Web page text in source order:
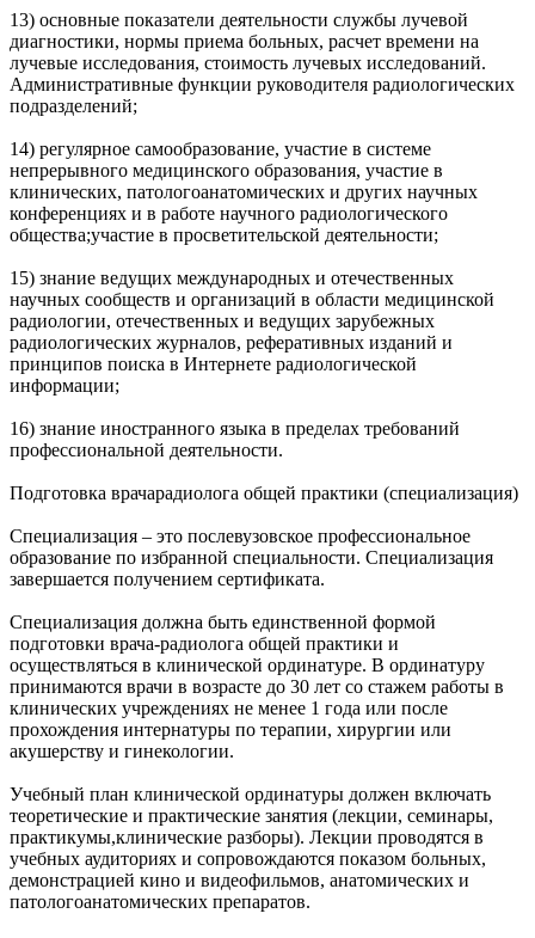
13) основные показатели деятельности службы лучевой
диагностики, нормы приема больных, расчет времени на
лучевые исследования, стоимость лучевых исследований.
Административные функции руководителя радиологических
подразделений;
14) регулярное самообразование, участие в системе
непрерывного медицинского образования, участие в
клинических, патологоанатомических и других научных
конференциях и в работе научного радиологического
общества;участие в просветительской деятельности;
15) знание ведущих международных и отечественных
научных сообществ и организаций в области медицинской
радиологии, отечественных и ведущих зарубежных
радиологических журналов, реферативных изданий и
принципов поиска в Интернете радиологической
информации;
16) знание иностранного языка в пределах требований
профессиональной деятельности.
Подготовка врачарадиолога общей практики (специализация)
Специализация – это послевузовское профессиональное
образование по избранной специальности. Специализация
завершается получением сертификата.
Специализация должна быть единственной формой
подготовки врача-радиолога общей практики и
осуществляться в клинической ординатуре. В ординатуру
принимаются врачи в возрасте до 30 лет со стажем работы в
клинических учреждениях не менее 1 года или после
прохождения интернатуры по терапии, хирургии или
акушерству и гинекологии.
Учебный план клинической ординатуры должен включать
теоретические и практические занятия (лекции, семинары,
практикумы,клинические разборы). Лекции проводятся в
учебных аудиториях и сопровождаются показом больных,
демонстрацией кино и видеофильмов, анатомических и
патологоанатомических препаратов.